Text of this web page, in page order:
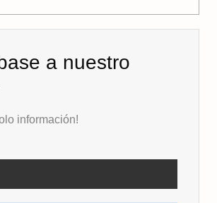
a nuestro
información!